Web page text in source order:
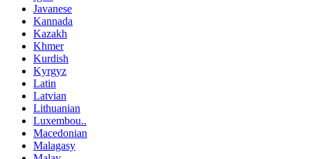
Javanese
Kannada
Kazakh
Khmer
Kurdish
Kyrgyz
Latin
Latvian
Lithuanian
Luxembou..
Macedonian
Malagasy